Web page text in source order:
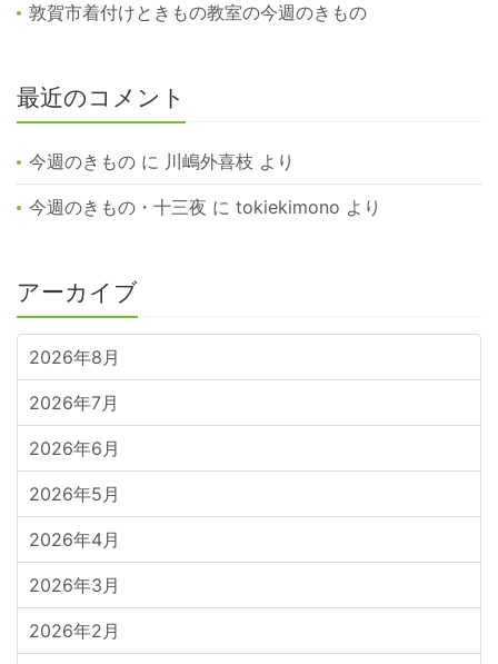
敦賀市着付けときもの教室の今週のきもの
最近のコメント
今週のきもの に 川嶋外喜枝 より
今週のきもの・十三夜 にtokiekimono より
アーカイブ
2026年8月
2026年7月
2026年6月
2026年5月
2026年4月
2026年3月
2026年2月